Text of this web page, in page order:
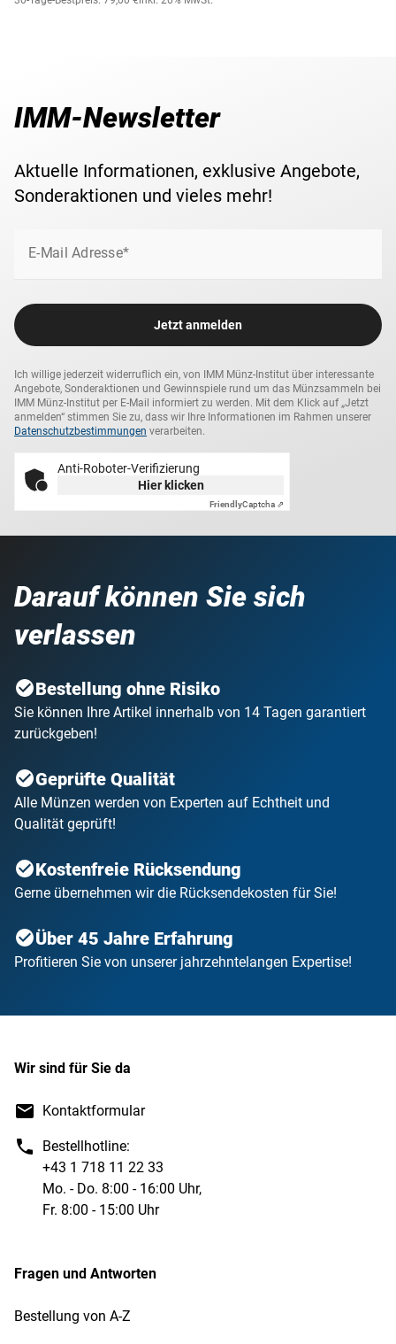
IMM-Newsletter
Aktuelle Informationen, exklusive Angebote,
Sonderaktionen und vieles mehr!
E-Mail Adresse*
Jetzt anmelden
Ich willige jederzeit widerruflich ein, von IMM Münz-Institut über interessante
Angebote, Sonderaktionen und Gewinnspiele rund um das Münzsammeln bei
IMM Münz-Institut per E-Mail informiert zu werden. Mit dem Klick auf „Jetzt
anmelden“ stimmen Sie zu, dass wir Ihre Informationen im Rahmen unserer
Datenschutzbestimmungen verarbeiten.
Anti-Roboter-Verifizierung
Hier klicken
FriendlyCaptcha ⇗
Darauf können Sie sich
verlassen
Bestellung ohne Risiko
Sie können Ihre Artikel innerhalb von 14 Tagen garantiert
zurückgeben!
Geprüfte Qualität
Alle Münzen werden von Experten auf Echtheit und
Qualität geprüft!
Kostenfreie Rücksendung
Gerne übernehmen wir die Rücksendekosten für Sie!
Über 45 Jahre Erfahrung
Profitieren Sie von unserer jahrzehntelangen Expertise!
Wir sind für Sie da
Kontaktformular
Bestellhotline:
+43 1 718 11 22 33
Mo. - Do. 8:00 - 16:00 Uhr,
Fr. 8:00 - 15:00 Uhr
Fragen und Antworten
Bestellung von A-Z